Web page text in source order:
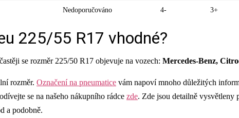
Nedoporučováno 4- 3+
225/55 R17 vhodné?
se rozměr 225/50 R17 objevuje na vozech: Mercedes-Benz,
rozměr. Označení na pneumatice vám napoví mnoho důležitých
se na našeho nákupního rádce zde. Zde jsou detailně vysvětleny
a podobně.